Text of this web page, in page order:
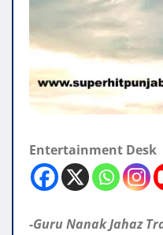
Entertainment Desk
-Guru Nanak Jahaz